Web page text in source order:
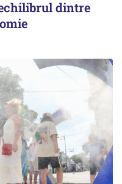
dintre